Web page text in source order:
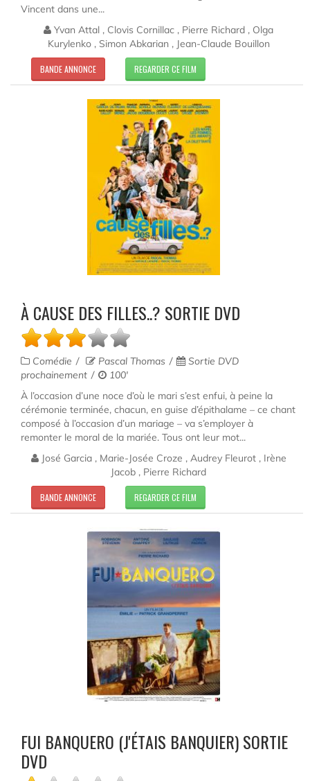
Vincent dans une...
Yvan Attal , Clovis Cornillac , Pierre Richard , Olga
Kurylenko , Simon Abkarian , Jean-Claude Bouillon
BANDE ANNONCE REGARDER CE FILM
À CAUSE DES FILLES..? SORTIE DVD
Comédie Pascal Thomas
Sortie DVD
prochainement
100'
À l’occasion d’une noce d’où le mari s’est enfui, à peine la
cérémonie terminée, chacun, en guise d’épithalame – ce chant
composé à l’occasion d’un mariage – va s’employer à
remonter le moral de la mariée. Tous ont leur mot...
José Garcia , Marie-Josée Croze , Audrey Fleurot , Irène
Jacob , Pierre Richard
BANDE ANNONCE REGARDER CE FILM
FUI BANQUERO (J'ÉTAIS BANQUIER) SORTIE
DVD